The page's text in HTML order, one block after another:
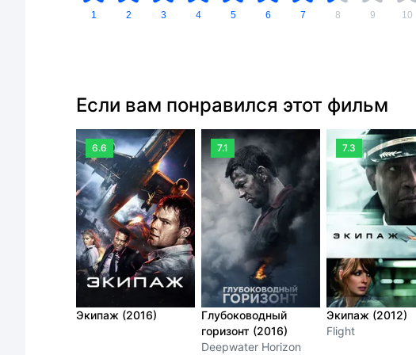
1 2 3 4 5 6 7 8 9 10
Если вам понравился этот фильм
6.6
Экипаж (2016)
7.1
Глубоководный
горизонт (2016)
Deepwater Horizon
7.3
Экипаж (2012)
Flight